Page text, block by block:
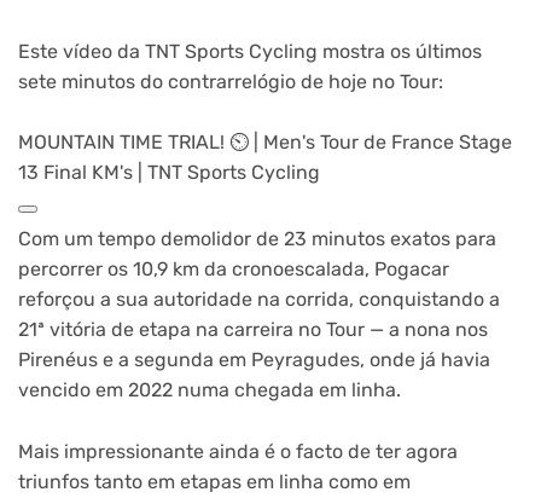
Este vídeo da TNT Sports Cycling mostra os últimos
sete minutos do contrarrelógio de hoje no Tour:
MOUNTAIN TIME TRIAL! ⏲️ | Men's Tour de France Stage
13 Final KM's | TNT Sports Cycling
Com um tempo demolidor de 23 minutos exatos para
percorrer os 10,9 km da cronoescalada, Pogacar
reforçou a sua autoridade na corrida, conquistando a
21ª vitória de etapa na carreira no Tour — a nona nos
Pirenéus e a segunda em Peyragudes, onde já havia
vencido em 2022 numa chegada em linha.
Mais impressionante ainda é o facto de ter agora
triunfos tanto em etapas em linha como em